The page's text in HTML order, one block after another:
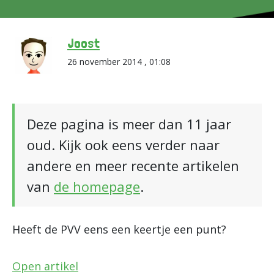
Joost
26 november 2014 , 01:08
Deze pagina is meer dan 11 jaar
oud. Kijk ook eens verder naar
andere en meer recente artikelen
van de homepage.
Heeft de PVV eens een keertje een punt?
Open artikel